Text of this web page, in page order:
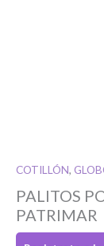
COTILLÓN,
PALITOS
PATRIMAR